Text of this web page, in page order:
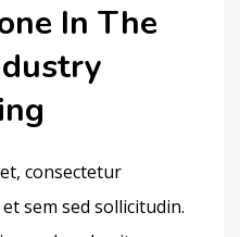
In The
consectetur
sem sed sollicitudin.